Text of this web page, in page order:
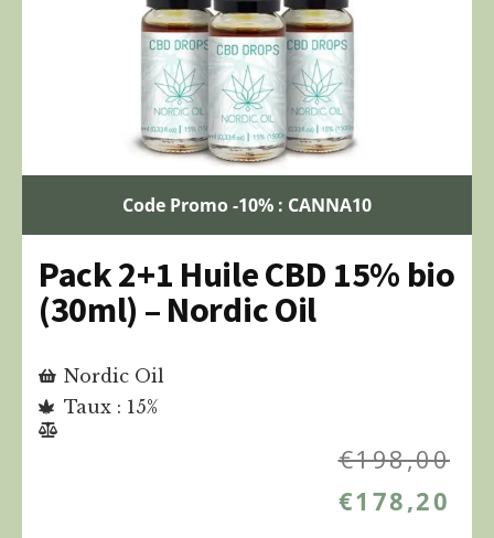
Code Promo -10% : CANNA10
Pack 2+1 Huile CBD 15% bio
(30ml) – Nordic Oil
Nordic Oil
Taux : 15%
€198,00
€178,20